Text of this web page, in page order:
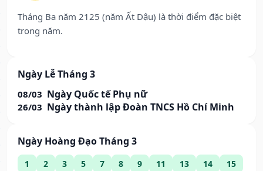
Tháng Ba năm 2125 (năm Ất Dậu) là thời điểm đặc biệt
trong năm.
Ngày Lễ Tháng 3
08/03 Ngày Quốc tế Phụ nữ
26/03 Ngày thành lập Đoàn TNCS Hồ Chí Minh
Ngày Hoàng Đạo Tháng 3
1 2 3 5 7 8 9 11 13 14
15